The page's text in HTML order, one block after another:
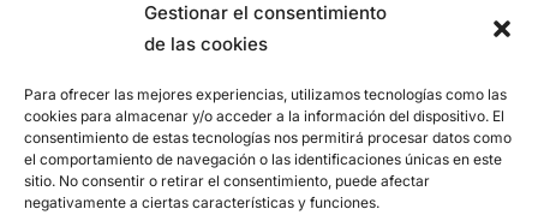
Gestionar el consentimiento
de las cookies
Para ofrecer las mejores experiencias, utilizamos tecnologías como las
cookies para almacenar y/o acceder a la información del dispositivo. El
consentimiento de estas tecnologías nos permitirá procesar datos como
el comportamiento de navegación o las identificaciones únicas en este
sitio. No consentir o retirar el consentimiento, puede afectar
negativamente a ciertas características y funciones.